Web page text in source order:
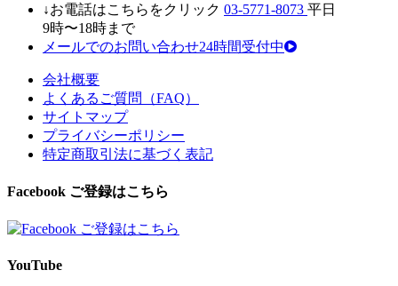
↓お電話はこちらをクリック 03-5771-8073 平日
9時〜18時まで
メールでのお問い合わせ24時間受付中
会社概要
よくあるご質問（FAQ）
サイトマップ
プライバシーポリシー
特定商取引法に基づく表記
Facebook ご登録はこちら
YouTube